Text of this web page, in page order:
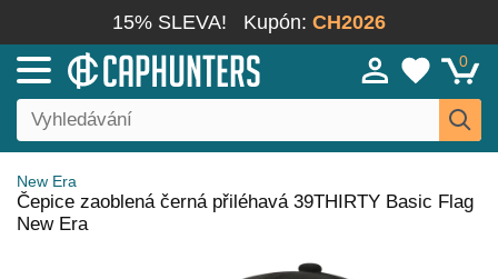
15% SLEVA! Kupón: CH2026
0
New Era
Čepice zaoblená černá přiléhavá 39THIRTY Basic Flag
New Era